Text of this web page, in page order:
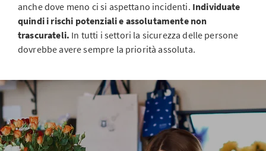
anche dove meno ci si aspettano incidenti. Individuate
quindi i rischi potenziali e assolutamente non
trascurateli. In tutti i settori la sicurezza delle persone
dovrebbe avere sempre la priorità assoluta.